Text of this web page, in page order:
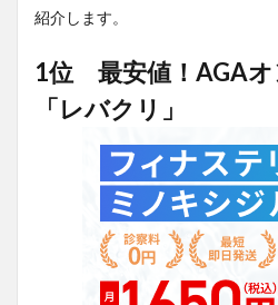
紹介します。
1位 最安値！AGAオ
「レバクリ」